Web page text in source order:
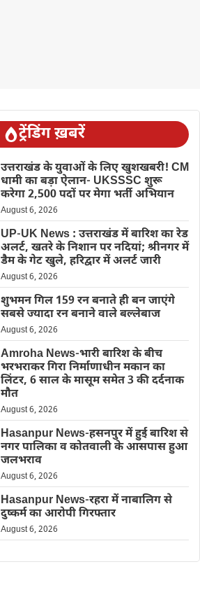
ट्रेंडिंग ख़बरें
उत्तराखंड के युवाओं के लिए खुशखबरी! CM
धामी का बड़ा ऐलान- UKSSSC शुरू
करेगा 2,500 पदों पर मेगा भर्ती अभियान
August 6, 2026
UP-UK News : उत्तराखंड में बारिश का रेड
अलर्ट, खतरे के निशान पर नदियां; श्रीनगर में
डैम के गेट खुले, हरिद्वार में अलर्ट जारी
August 6, 2026
शुभमन गिल 159 रन बनाते ही बन जाएंगे
सबसे ज्यादा रन बनाने वाले बल्लेबाज
August 6, 2026
Amroha News-भारी बारिश के बीच
भरभराकर गिरा निर्माणाधीन मकान का
लिंटर, 6 साल के मासूम समेत 3 की दर्दनाक
मौत
August 6, 2026
Hasanpur News-हसनपुर में हुई बारिश से
नगर पालिका व कोतवाली के आसपास हुआ
जलभराव
August 6, 2026
Hasanpur News-रहरा में नाबालिग से
दुष्कर्म का आरोपी गिरफ्तार
August 6, 2026